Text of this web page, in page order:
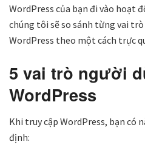
WordPress của bạn đi vào hoạt
chúng tôi sẽ so sánh từng vai trò
WordPress theo một cách trực
5 vai trò người
WordPress
Khi truy cập WordPress, bạn có
định: